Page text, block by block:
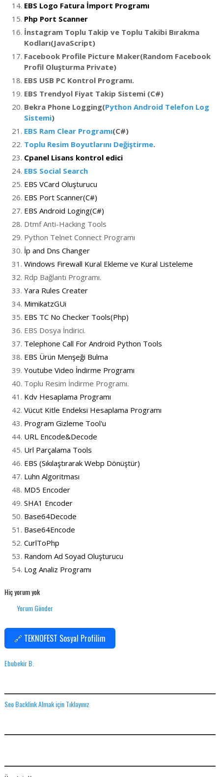
EBS Logo Fatura İmport Programı
Php Port Scanner
İnstagram Toplu Takip ve Toplu Takibi Bırakma
Kodları(JavaScript)
Facebook Profile Picture Maker(Random Facebook
Profil Oluşturma Private)
EBS USB PC Kontrol Programı.
EBS Trendyol Fiyat Takip Sistemi (C#)
Bekra Phone Logging(Python Android Telefon Log
Sistemi)
EBS Ram Clear Programı(C#)
Toplu Resim Boyutlarını Değiştirme.
Cpanel Lisans kontrol edici
EBS Social Search
EBS VCard Oluşturucu
EBS Port Scanner(C#)
EBS Android Loging(C#)
Dtmf Anti-Hacking Tools
Python Telnet Connect Programı
İp and Dns Changer
Windows Firewall Kural Ekleme ve Kural Listeleme
Rdp Bağlantı Programı.
Yara Rules Creater
MimikatzGUi
EBS TC No Checker Tools(Php)
EBS Dosya İndirici.
Telephone Call For Android Python Tools
EBS Ürün Menşeği Bulma
Youtube Video İndirme Programı
Toplu Resim İndirme Programı.
Kdv Hesaplama Programı
Vücut Kitle Endeksi Hesaplama Programı
Program Gizleme Tool'u
URL Encode&Decode
Url Parçalama Tools
EBS (Sıkılaştırarak Webp Dönüştür)
Luhn Algoritması
MD5 Encoder
SHA1 Encoder
Base64Decode
Base64Encode
CurlToPhp
Random Ad Soyad Oluşturucu
Log Analiz Programı
Hiç yorum yok
Yorum Gönder
🔗 TEKNOFEST Sosyal Profilim
Ebubekir B.
Seo Backlink Almak için Tıklayınız